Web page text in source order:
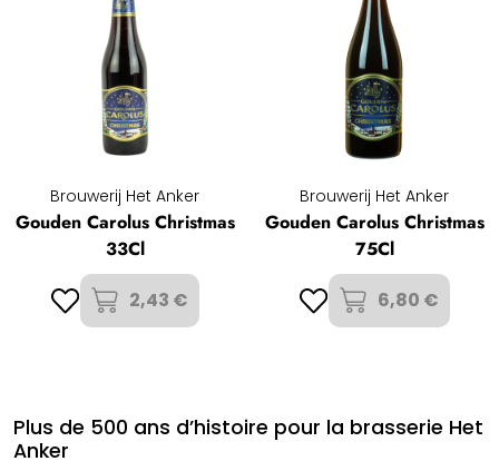
Brouwerij Het Anker
Gouden Carolus Christmas
33Cl
2,43 €
Brouwerij Het Anker
Gouden Carolus Christmas
75Cl
6,80 €
Plus de 500 ans d’histoire pour la brasserie Het
Anker